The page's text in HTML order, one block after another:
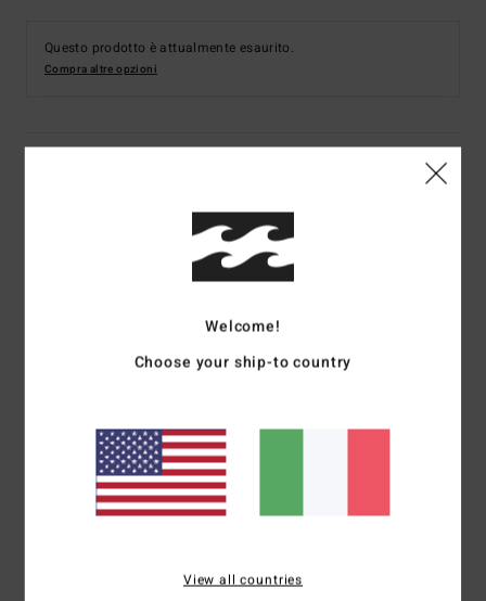
Questo prodotto è attualmente esaurito.
Compra altre opzioni
Cappellino snapback Blu uomo
Codice colore
tessuto di cotone
Visiera:visiera semicurva
Chiusura:Chiusura automatica in plastica regolabile
Tessuto:toppa in tessuto al centro della corona davanti
Welcome!
Choose your ship-to country
View all countries